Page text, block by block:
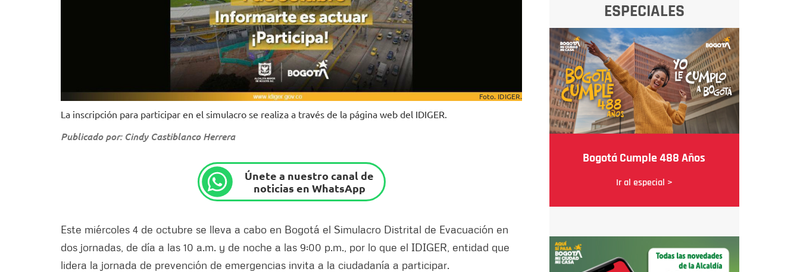
Foto. IDIGER.
La inscripción para participar en el simulacro se realiza a través de la página web del IDIGER.
Publicado por: Cindy Castiblanco Herrera
Únete a nuestro canal de
noticias en WhatsApp
Este miércoles 4 de octubre se lleva a cabo en Bogotá el Simulacro Distrital de Evacuación en
dos jornadas, de día a las 10 a.m. y de noche a las 9:00 p.m., por lo que el IDIGER, entidad que
lidera la jornada de prevención de emergencias invita a la ciudadanía a participar.
ESPECIALES
Bogotá Cumple 488 Años
Ir al especial >